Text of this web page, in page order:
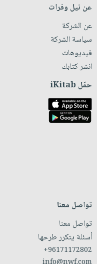
عن نيل وفرات
عن الشركة
سياسة الشركة
فيديوهات
انشر كتابك
حمّل iKitab
تواصل معنا
تواصل معنا
أسئلة يتكرر طرحها
+96171172802